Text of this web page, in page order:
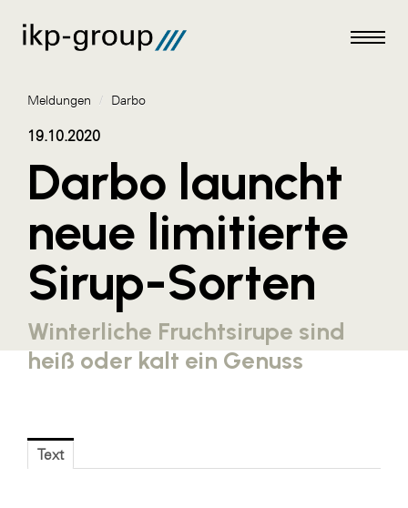
Meldungen
AKTUELLES
ACO
ALEX Krems
Amazon Web Services
Artweger
Bundesverband Sonnenschutztechnik
Meldungen / Darbo
19.10.2020
Darbo launcht
neue limitierte
Sirup-Sorten
Winterliche Fruchtsirupe sind
heiß oder kalt ein Genuss
Text